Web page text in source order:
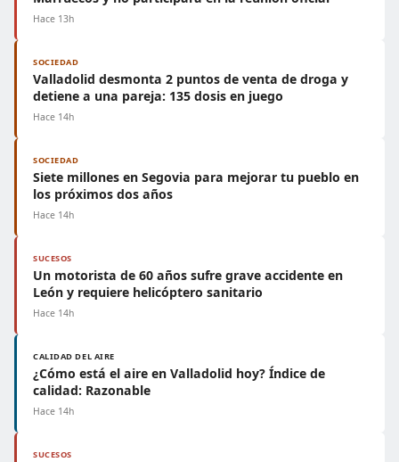
Hace 13h
SOCIEDAD
Valladolid desmonta 2 puntos de venta de droga y
detiene a una pareja: 135 dosis en juego
Hace 14h
SOCIEDAD
Siete millones en Segovia para mejorar tu pueblo en
los próximos dos años
Hace 14h
SUCESOS
Un motorista de 60 años sufre grave accidente en
León y requiere helicóptero sanitario
Hace 14h
CALIDAD DEL AIRE
¿Cómo está el aire en Valladolid hoy? Índice de
calidad: Razonable
Hace 14h
SUCESOS